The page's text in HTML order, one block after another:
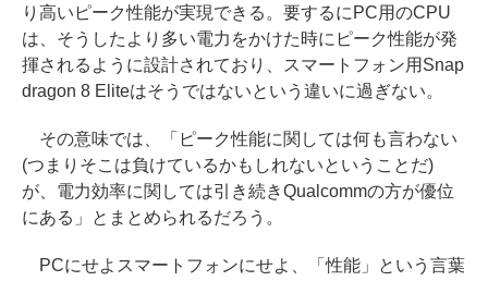
り高いピーク性能が実現できる。要するにPC用のCPU
は、そうしたより多い電力をかけた時にピーク性能が発
揮されるように設計されており、スマートフォン用Snap
dragon 8 Eliteはそうではないという違いに過ぎない。
その意味では、「ピーク性能に関しては何も言わない
(つまりそこは負けているかもしれないということだ)
が、電力効率に関しては引き続きQualcommの方が優位
にある」とまとめられるだろう。
PCにせよスマートフォンにせよ、「性能」という言葉